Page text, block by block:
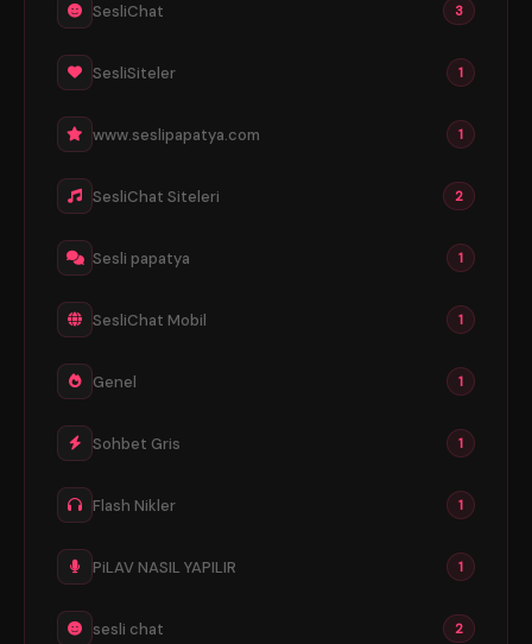
SesliChat 3
SesliSiteler 1
www.seslipapatya.com 1
SesliChat Siteleri 2
Sesli papatya 1
SesliChat Mobil 1
Genel 1
Sohbet Gris 1
Flash Nikler 1
PiLAV NASIL YAPILIR 1
sesli chat 2